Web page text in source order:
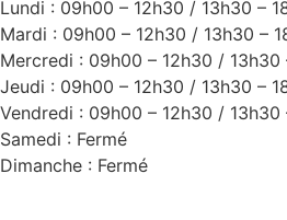
Lundi : 09h00 – 12h30 / 13h30 –
Mardi : 09h00 – 12h30 / 13h30 –
Mercredi : 09h00 – 12h30 / 13h30
Jeudi : 09h00 – 12h30 / 13h30 –
Vendredi : 09h00 – 12h30 / 13h30
Samedi : Fermé
Dimanche : Fermé